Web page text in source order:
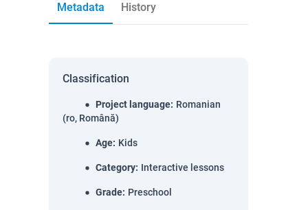
Metadata History
Classification
Project language: Romanian
(ro, Română)
Age: Kids
Category: Interactive lessons
Grade: Preschool